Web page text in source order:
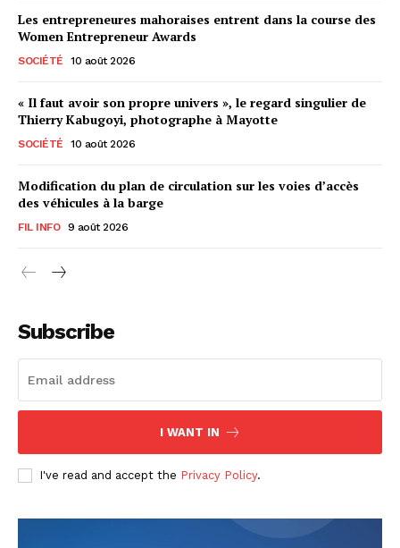
Les entrepreneures mahoraises entrent dans la course des
Women Entrepreneur Awards
SOCIÉTÉ 10 août 2026
« Il faut avoir son propre univers », le regard singulier de
Thierry Kabugoyi, photographe à Mayotte
SOCIÉTÉ 10 août 2026
Modification du plan de circulation sur les voies d’accès
des véhicules à la barge
FIL INFO 9 août 2026
Subscribe
I WANT IN
I've read and accept the Privacy Policy.